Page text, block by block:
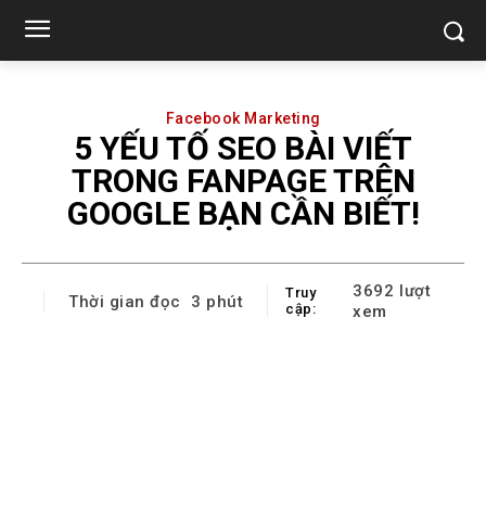
Facebook Marketing
5 YẾU TỐ SEO BÀI VIẾT
TRONG FANPAGE TRÊN
GOOGLE BẠN CẦN BIẾT!
Thời gian đọc 3 phút
Truy
cập:
3692 lượt
xem